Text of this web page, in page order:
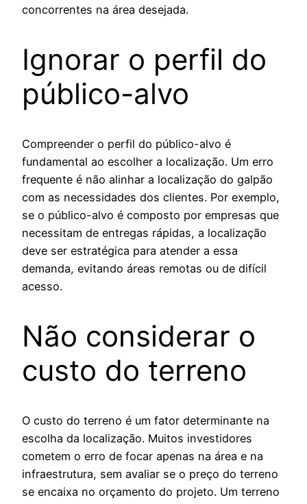
concorrentes na área desejada.
Ignorar o perfil do
público-alvo
Compreender o perfil do público-alvo é
fundamental ao escolher a localização. Um erro
frequente é não alinhar a localização do galpão
com as necessidades dos clientes. Por exemplo,
se o público-alvo é composto por empresas que
necessitam de entregas rápidas, a localização
deve ser estratégica para atender a essa
demanda, evitando áreas remotas ou de difícil
acesso.
Não considerar o
custo do terreno
O custo do terreno é um fator determinante na
escolha da localização. Muitos investidores
cometem o erro de focar apenas na área e na
infraestrutura, sem avaliar se o preço do terreno
se encaixa no orçamento do projeto. Um terreno